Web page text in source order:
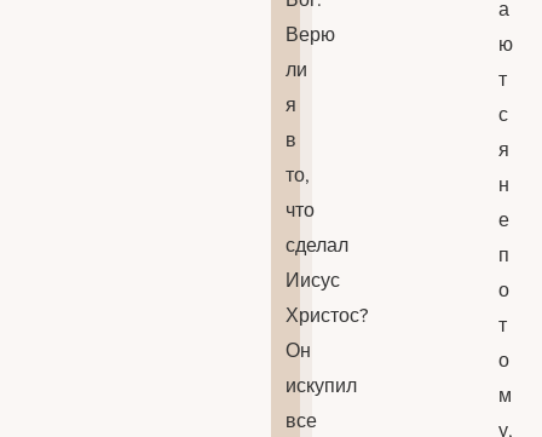
Верю
ли
я
в
то,
что
сделал
Иисус
Христос?
Он
искупил
все
а
ю
т
с
я
н
е
п
о
т
о
м
у,